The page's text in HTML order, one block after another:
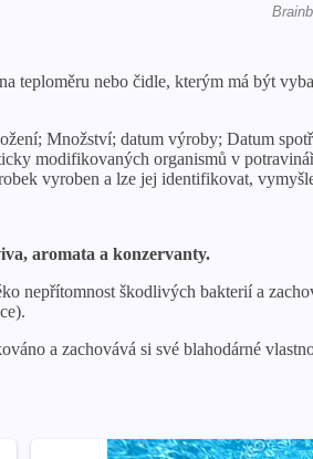
nebo čidle, kterým má být
Množství; datum výroby; Datum
modifikovaných organismů v
vyroben a lze jej identifikovat,
aromata a konzervanty.
nepřítomnost škodlivých bakterií a
a zachovává si své blahodárné